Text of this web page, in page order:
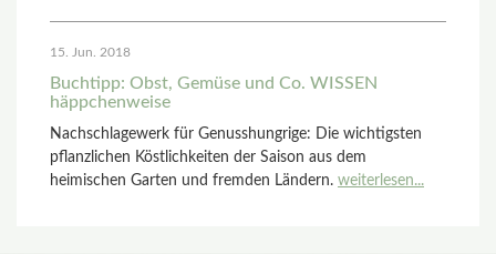
15. Jun. 2018
Buchtipp: Obst, Gemüse und Co. WISSEN
häppchenweise
Nachschlagewerk für Genusshungrige: Die wichtigsten
pflanzlichen Köstlichkeiten der Saison aus dem
heimischen Garten und fremden Ländern. weiterlesen...